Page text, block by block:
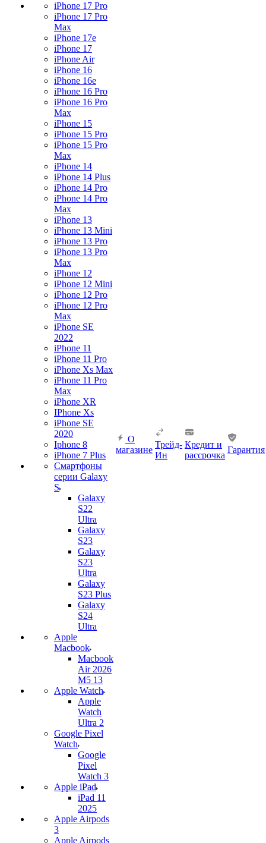
iPhone 17 Pro
iPhone 17 Pro
Max
iPhone 17e
iPhone 17
iPhone Air
iPhone 16
iPhone 16e
iPhone 16 Pro
iPhone 16 Pro
Max
iPhone 15
iPhone 15 Pro
iPhone 15 Pro
Max
iPhone 14
iPhone 14 Plus
iPhone 14 Pro
iPhone 14 Pro
Max
iPhone 13
iPhone 13 Mini
iPhone 13 Pro
iPhone 13 Pro
Max
iPhone 12
iPhone 12 Mini
iPhone 12 Pro
iPhone 12 Pro
Max
iPhone SE
2022
iPhone 11
iPhone 11 Pro
iPhone Xs Max
iPhone 11 Pro
Max
iPhone XR
IPhone Xs
iPhone SE
2020
Iphone 8
iPhone 7 Plus
Смартфоны
серии Galaxy
S
Galaxy
S22
Ultra
Galaxy
S23
Galaxy
S23
Ultra
Galaxy
S23 Plus
Galaxy
S24
Ultra
Apple
Macbook
Macbook
Air 2026
M5 13
Apple Watch
Apple
Watch
Ultra 2
Google Pixel
Watch
Google
Pixel
Watch 3
Apple iPad
iPad 11
2025
Apple Airpods
3
Apple Airpods
О
магазине
Трейд-
Ин
Кредит и
рассрочка
Гарантия